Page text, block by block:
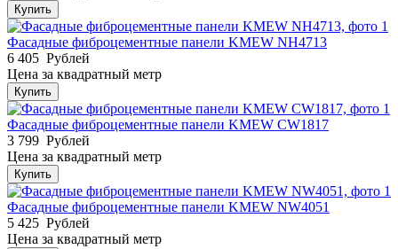
Купить
Фасадные фиброцементные панели KMEW NH4713
6 405 Рублей
Цена за квадратный метр
Купить
Фасадные фиброцементные панели KMEW CW1817
3 799 Рублей
Цена за квадратный метр
Купить
Фасадные фиброцементные панели KMEW NW4051
5 425 Рублей
Цена за квадратный метр